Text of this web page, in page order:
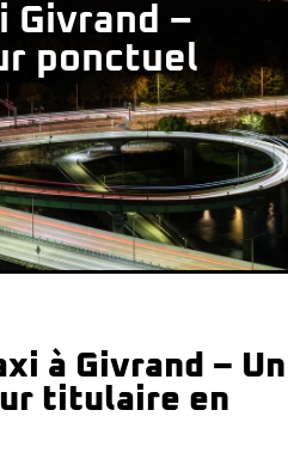
Givrand –
ponctuel
à Givrand – Un
titulaire en